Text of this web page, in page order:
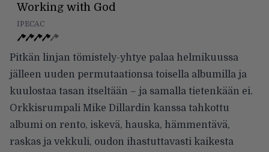
Working with God
IPECAC
Pitkän linjan tömistely-yhtye palaa helmikuussa
jälleen uuden permutaationsa toisella albumilla ja
kuulostaa tasan itseltään – ja samalla tietenkään ei.
Orkkisrumpali Mike Dillardin kanssa tahkottu
albumi on rento, iskevä, hauska, hämmentävä,
raskas ja vekkuli, oudon ihastuttavasti kaikesta